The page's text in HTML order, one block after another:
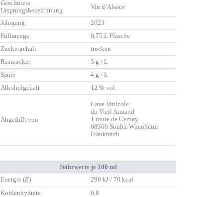
Geschützte
Ursprungsbezeichnung
Vin d’Alsace
Jahrgang
2023
Füllmenge
0,75 L Flasche
Zuckergehalt
trocken
Restzucker
5 g / L
Säure
4 g / L
Alkoholgehalt
12 % vol.
Abgefüllt von
Cave Vinicole
du Vieil Armand
1 route de Cernay
68360 Soultz-Wuenheim
Frankreich
Nährwerte je 100 ml
Energie (E)
290 kJ / 70 kcal
Kohlenhydrate
0,8